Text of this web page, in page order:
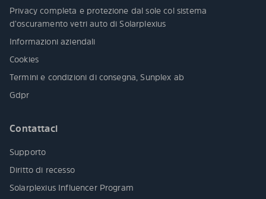
Privacy completa e protezione dal sole col sistema
d’oscuramento vetri auto di Solarplexius
Informazioni aziendali
Cookies
Termini e condizioni di consegna, Sunplex ab
Gdpr
Contattaci
Supporto
Diritto di recesso
Solarplexius Influencer Program